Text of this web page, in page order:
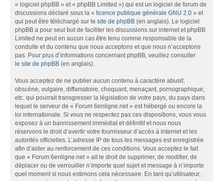
« logiciel phpBB » et « phpBB Limited ») qui est un logiciel de forum de
discussions déclaré sous la « licence publique générale GNU 2.0 » et
qui peut être téléchargé sur le site de phpBB (en anglais). Le logiciel
phpBB a pour seul but de faciliter les discussions sur internet et phpBB
Limited ne peut en aucun cas être tenu comme responsable de la
conduite et du contenu que nous acceptons et que nous n’acceptons
pas. Pour plus d’informations concernant phpBB, veuillez consulter
le site de phpBB (en anglais).
Vous acceptez de ne publier aucun contenu à caractère abusif,
obscène, vulgaire, diffamatoire, choquant, menaçant, pornographique,
etc. qui pourrait transgresser la législation de votre pays, du pays dans
lequel le serveur de « Forum 6enligne.net » est hébergé ou encore la
loi internationale. Si vous ne respectez pas ces dispositions, vous vous
exposez à un bannissement immédiat et définitif et nous nous
réservons le droit d’avertir votre fournisseur d’accès à internet et les
autorités officielles. L’adresse IP de tous les messages est enregistrée
afin d’aider au renforcement de ces conditions. Vous acceptez le fait
que « Forum 6enligne.net » ait le droit de supprimer, de modifier, de
déplacer ou de verrouiller n’importe quel sujet et message à n’importe
quel moment si nous estimons cela nécessaire. En tant qu’utilisateur,